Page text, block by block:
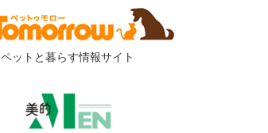
ペットと暮らす情報サイト